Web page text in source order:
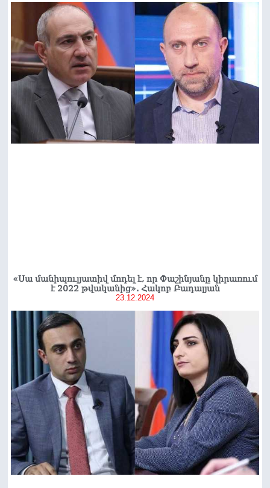
«Սա մանիպուլյատիվ մոդել է, որ Փաշինյանը կիրառում
է 2022 թվականից». Հակոբ Բադալյան
23.12.2024